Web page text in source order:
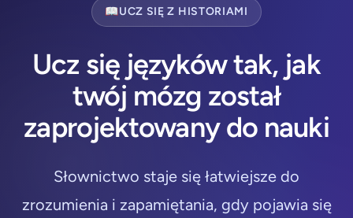
📖UCZ SIĘ Z HISTORIAMI
Ucz się języków tak, jak
twój mózg został
zaprojektowany do nauki
Słownictwo staje się łatwiejsze do
zrozumienia i zapamiętania, gdy pojawia się